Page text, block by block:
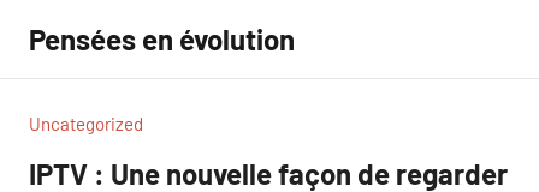
contenu
Pensées en évolution
Uncategorized
IPTV : Une nouvelle façon de regarder